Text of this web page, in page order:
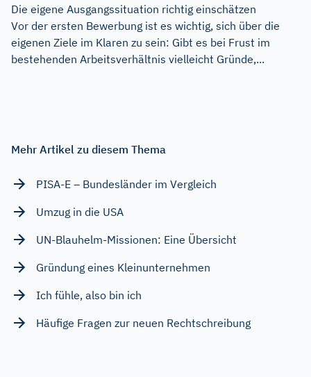
Die eigene Ausgangssituation richtig einschätzen
Vor der ersten Bewerbung ist es wichtig, sich über die
eigenen Ziele im Klaren zu sein: Gibt es bei Frust im
bestehenden Arbeitsverhältnis vielleicht Gründe,...
Mehr Artikel zu diesem Thema
PISA-E – Bundesländer im Vergleich
Umzug in die USA
UN-Blauhelm-Missionen: Eine Übersicht
Gründung eines Kleinunternehmen
Ich fühle, also bin ich
Häufige Fragen zur neuen Rechtschreibung